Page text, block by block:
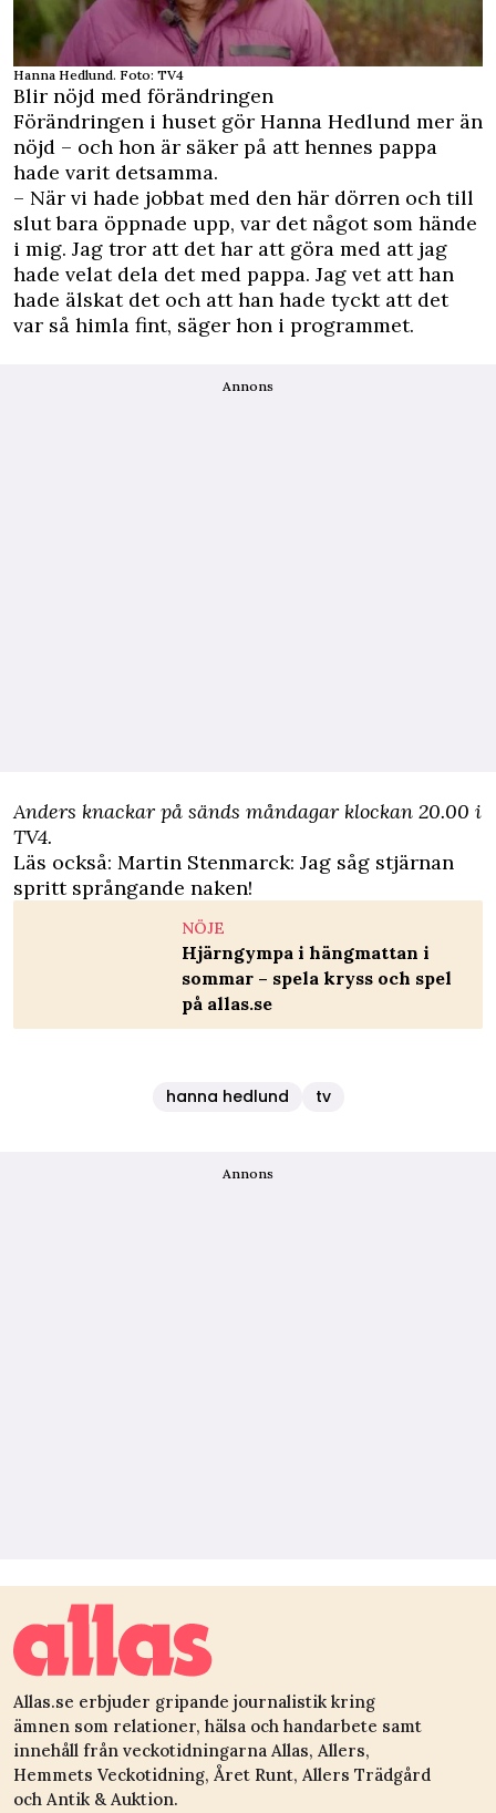
Hanna Hedlund. Foto: TV4
Blir nöjd med förändringen
Förändringen i huset gör Hanna Hedlund mer än
nöjd – och hon är säker på att hennes pappa
hade varit detsamma.
– När vi hade jobbat med den här dörren och till
slut bara öppnade upp, var det något som hände
i mig. Jag tror att det har att göra med att jag
hade velat dela det med pappa. Jag vet att han
hade älskat det och att han hade tyckt att det
var så himla fint, säger hon i programmet.
Annons
Anders knackar på sänds måndagar klockan 20.00 i
TV4.
Läs också: Martin Stenmarck: Jag såg stjärnan
spritt språngande naken!
NÖJE
Hjärngympa i hängmattan i
sommar – spela kryss och spel
på allas.se
hanna hedlund tv
Annons
Allas.se erbjuder gripande journalistik kring
ämnen som relationer, hälsa och handarbete samt
innehåll från veckotidningarna Allas, Allers,
Hemmets Veckotidning, Året Runt, Allers Trädgård
och Antik & Auktion.